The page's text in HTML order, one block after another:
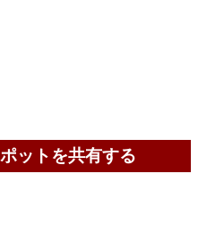
ットを共有する